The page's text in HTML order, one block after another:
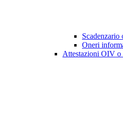
Oneri
Attestazioni OIV o